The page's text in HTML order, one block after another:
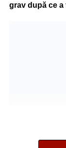
grav după ce